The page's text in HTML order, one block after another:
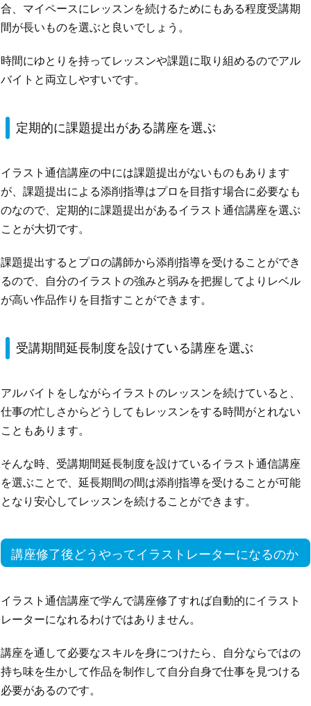
合、マイペースにレッスンを続けるためにもある程度受講期
間が長いものを選ぶと良いでしょう。
時間にゆとりを持ってレッスンや課題に取り組めるのでアル
バイトと両立しやすいです。
定期的に課題提出がある講座を選ぶ
イラスト通信講座の中には課題提出がないものもあります
が、課題提出による添削指導はプロを目指す場合に必要なも
のなので、定期的に課題提出があるイラスト通信講座を選ぶ
ことが大切です。
課題提出するとプロの講師から添削指導を受けることができ
るので、自分のイラストの強みと弱みを把握してよりレベル
が高い作品作りを目指すことができます。
受講期間延長制度を設けている講座を選ぶ
アルバイトをしながらイラストのレッスンを続けていると、
仕事の忙しさからどうしてもレッスンをする時間がとれない
こともあります。
そんな時、受講期間延長制度を設けているイラスト通信講座
を選ぶことで、延長期間の間は添削指導を受けることが可能
となり安心してレッスンを続けることができます。
講座修了後どうやってイラストレーターになるのか
イラスト通信講座で学んで講座修了すれば自動的にイラスト
レーターになれるわけではありません。
講座を通して必要なスキルを身につけたら、自分ならではの
持ち味を生かして作品を制作して自分自身で仕事を見つける
必要があるのです。